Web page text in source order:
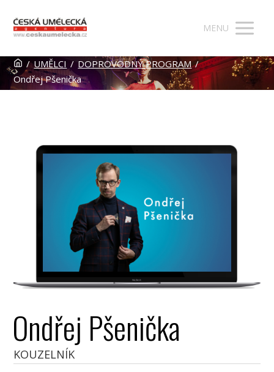
MENU
/ UMĚLCI / DOPROVODNÝ PROGRAM /
Ondřej Pšenička
Ondřej Pšenička
KOUZELNÍK